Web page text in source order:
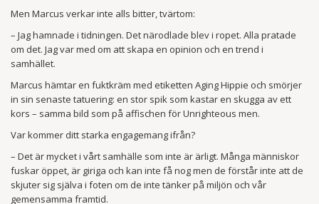
Men Marcus verkar inte alls bitter, tvärtom:
– Jag hamnade i tidningen. Det närodlade blev i ropet. Alla pratade
om det. Jag var med om att skapa en opinion och en trend i
samhället.
Marcus hämtar en fuktkräm med etiketten Aging Hippie och smörjer
in sin senaste tatuering: en stor spik som kastar en skugga av ett
kors – samma bild som på affischen för Unrighteous men.
Var kommer ditt starka engagemang ifrån?
– Det är mycket i vårt samhälle som inte är ärligt. Många människor
fuskar öppet, är giriga och kan inte få nog men de förstår inte att de
skjuter sig själva i foten om de inte tänker på miljön och vår
gemensamma framtid.